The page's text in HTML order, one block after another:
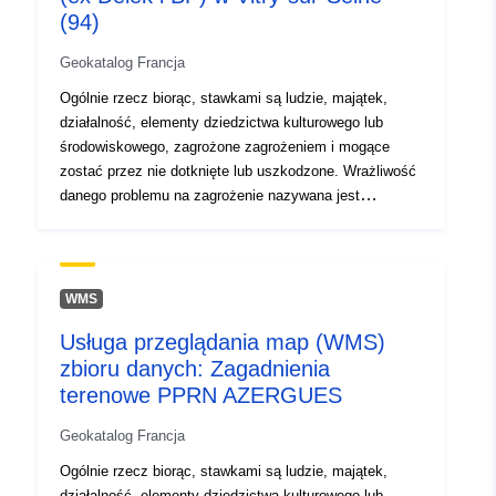
(94)
Geokatalog Francja
Ogólnie rzecz biorąc, stawkami są ludzie, majątek,
działalność, elementy dziedzictwa kulturowego lub
środowiskowego, zagrożone zagrożeniem i mogące
zostać przez nie dotknięte lub uszkodzone. Wrażliwość
danego problemu na zagrożenie nazywana jest
Kwestia jest przedmiotem datowanym, którego
rozpatrzenie zależy od celu RPP i jego podatności na
rozpatrywana (lub nie) w zależności od rodzaju lub
rodzajów zagrożeń, których dotyczy. Elementy te
stanowią podstawę wiedzy na temat pokrycia terenu
lub w jego pobliżu, w czasie analizy zagadnień. Dane
dotyczące zagadnień przedstawiają fotografię (figential i
niewyczerpującą) mienia i osób narażonych na
WMS
Usługa przeglądania map (WMS)
zbioru danych: Zagadnienia
terenowe PPRN AZERGUES
Geokatalog Francja
Ogólnie rzecz biorąc, stawkami są ludzie, majątek,